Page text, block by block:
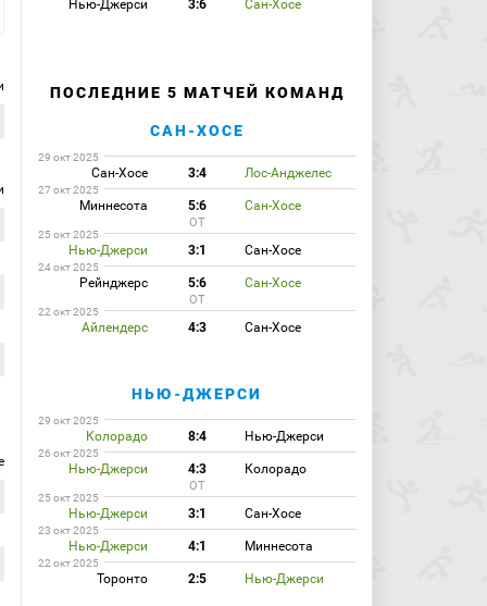
Нью-Джерси 3:6 Сан-Хосе
ПОСЛЕДНИЕ 5 МАТЧЕЙ КОМАНД
САН-ХОСЕ
29 окт 2025
Сан-Хосе 3:4 Лос-Анджелес
27 окт 2025
Миннесота 5:6 Сан-Хосе
ОТ
25 окт 2025
Нью-Джерси 3:1 Сан-Хосе
24 окт 2025
Рейнджерс 5:6 Сан-Хосе
ОТ
22 окт 2025
Айлендерс 4:3 Сан-Хосе
НЬЮ-ДЖЕРСИ
29 окт 2025
Колорадо 8:4 Нью-Джерси
26 окт 2025
Нью-Джерси 4:3 Колорадо
ОТ
25 окт 2025
Нью-Джерси 3:1 Сан-Хосе
23 окт 2025
Нью-Джерси 4:1 Миннесота
22 окт 2025
Торонто 2:5 Нью-Джерси